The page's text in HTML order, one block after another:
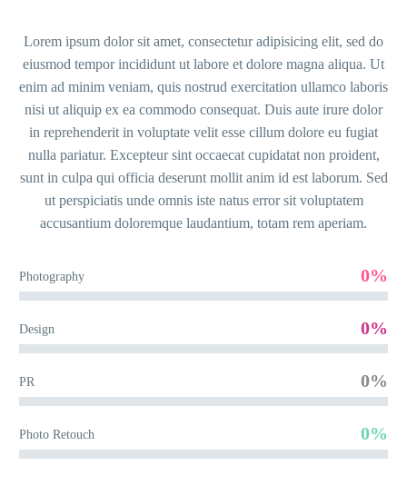
Lorem ipsum dolor sit amet, consectetur adipisicing elit, sed do
eiusmod tempor incididunt ut labore et dolore magna aliqua. Ut
enim ad minim veniam, quis nostrud exercitation ullamco laboris
nisi ut aliquip ex ea commodo consequat. Duis aute irure dolor
in reprehenderit in voluptate velit esse cillum dolore eu fugiat
nulla pariatur. Excepteur sint occaecat cupidatat non proident,
sunt in culpa qui officia deserunt mollit anim id est laborum. Sed
ut perspiciatis unde omnis iste natus error sit voluptatem
accusantium doloremque laudantium, totam rem aperiam.
Photography 0%
Design 0%
PR 0%
Photo Retouch 0%